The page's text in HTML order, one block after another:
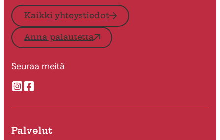
Kaikki yhteystiedot
Anna palautetta
Seuraa meitä
Suonenjoen kaupungin Instragram
Suonenjoen kaupungin Facebook
Palvelut